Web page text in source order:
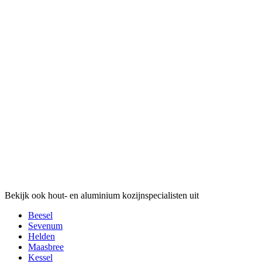
Bekijk ook hout- en aluminium kozijnspecialisten uit
Beesel
Sevenum
Helden
Maasbree
Kessel